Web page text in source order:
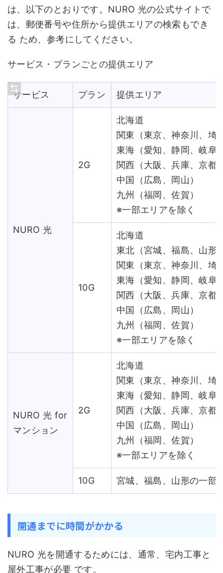
は、以下のとおりです。NURO 光の公式サイトで
は、郵便番号や住所から提供エリアの検索もでき
る ため、参考にしてください。
サービス・プランごとの提供エリア
サービス プラン 提供エリア
NURO 光
2G
北海道
関東（東京、神奈川、埼
東海（愛知、静岡、岐阜
関西（大阪、兵庫、京都
中国（広島、岡山）
九州（福岡、佐賀）
※一部エリアを除く
10G
北海道
東北（宮城、福島、山形
関東（東京、神奈川、埼
東海（愛知、静岡、岐阜
関西（大阪、兵庫、京都
中国（広島、岡山）
九州（福岡、佐賀）
※一部エリアを除く
NURO 光 for
マンション
2G
北海道
関東（東京、神奈川、埼
東海（愛知、静岡、岐阜
関西（大阪、兵庫、京都
中国（広島、岡山）
九州（福岡、佐賀）
※一部エリアを除く
10G 宮城、福島、山形の一部
開通までに時間がかかる
NURO 光を開通するためには、通常、宅内工事と
屋外工事が必要 です。